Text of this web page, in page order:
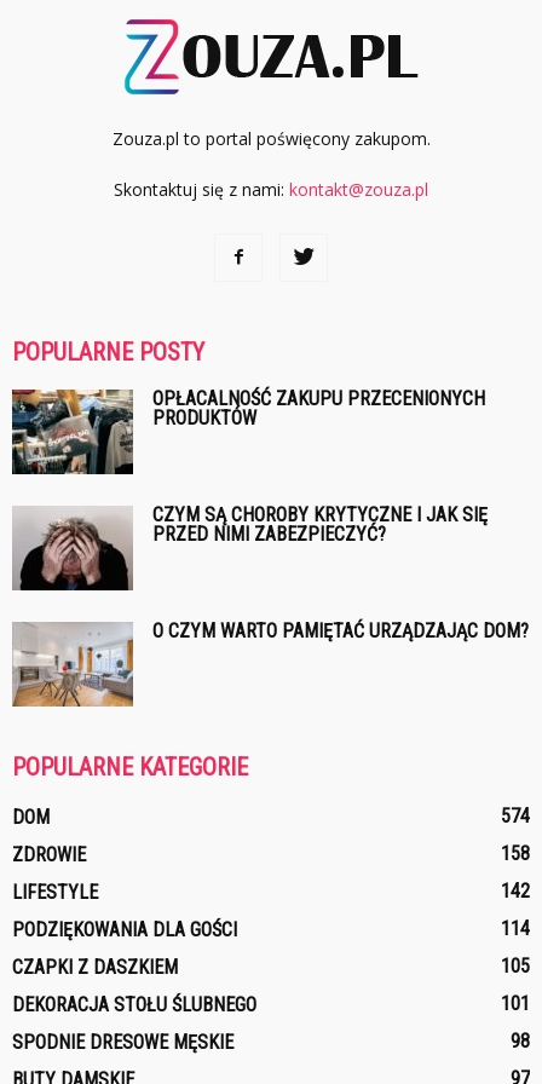
Zouza.pl to portal poświęcony zakupom.
Skontaktuj się z nami: kontakt@zouza.pl
POPULARNE POSTY
OPŁACALNOŚĆ ZAKUPU PRZECENIONYCH
PRODUKTÓW
CZYM SĄ CHOROBY KRYTYCZNE I JAK SIĘ
PRZED NIMI ZABEZPIECZYĆ?
O CZYM WARTO PAMIĘTAĆ URZĄDZAJĄC DOM?
POPULARNE KATEGORIE
DOM
574
ZDROWIE
158
LIFESTYLE
142
PODZIĘKOWANIA DLA GOŚCI
114
CZAPKI Z DASZKIEM
105
DEKORACJA STOŁU ŚLUBNEGO
101
SPODNIE DRESOWE MĘSKIE
98
97